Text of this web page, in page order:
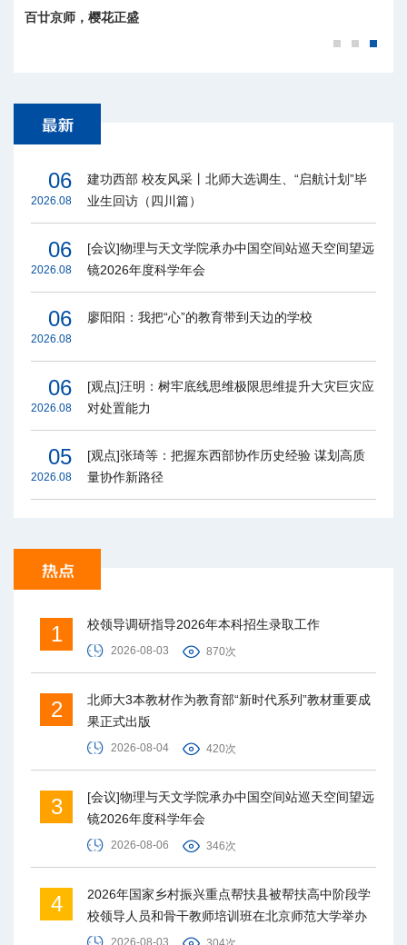
百廿京师，樱花正盛
06
2026.08
建功西部 校友风采丨北师大选调生、“启航计划”毕
业生回访（四川篇）
06
2026.08
[会议]物理与天文学院承办中国空间站巡天空间望远
镜2026年度科学年会
06
2026.08
廖阳阳：我把“心”的教育带到天边的学校
06
2026.08
[观点]汪明：树牢底线思维极限思维提升大灾巨灾应
对处置能力
05
2026.08
[观点]张琦等：把握东西部协作历史经验 谋划高质
量协作新路径
1 校领导调研指导2026年本科招生录取工作
2026-08-03 870次
2
北师大3本教材作为教育部“新时代系列”教材重要成
果正式出版
2026-08-04 420次
3
[会议]物理与天文学院承办中国空间站巡天空间望远
镜2026年度科学年会
2026-08-06 346次
4
2026年国家乡村振兴重点帮扶县被帮扶高中阶段学
校领导人员和骨干教师培训班在北京师范大学举办
2026-08-03